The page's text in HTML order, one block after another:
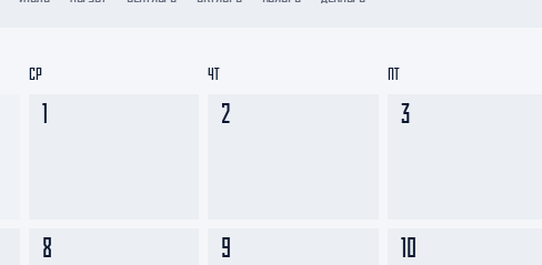
Салават Юлаев
1 2 3
8 9 10
СР ЧТ ПТ